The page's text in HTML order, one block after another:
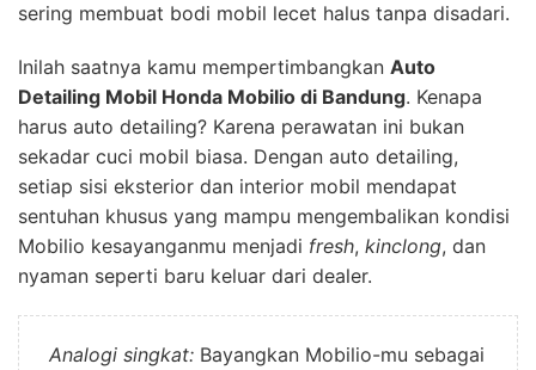
sering membuat bodi mobil lecet halus tanpa disadari.
Inilah saatnya kamu mempertimbangkan Auto
Detailing Mobil Honda Mobilio di Bandung. Kenapa
harus auto detailing? Karena perawatan ini bukan
sekadar cuci mobil biasa. Dengan auto detailing,
setiap sisi eksterior dan interior mobil mendapat
sentuhan khusus yang mampu mengembalikan kondisi
Mobilio kesayanganmu menjadi fresh, kinclong, dan
nyaman seperti baru keluar dari dealer.
Analogi singkat: Bayangkan Mobilio-mu sebagai